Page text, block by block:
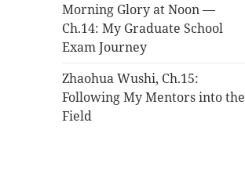
Morning Glory at Noon —
Ch.14: My Graduate School
Exam Journey
Zhaohua Wushi, Ch.15:
Following My Mentors into the
Field